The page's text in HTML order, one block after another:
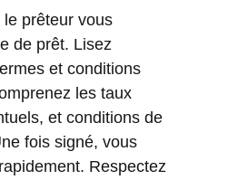
le prêteur vous
de prêt. Lisez
et conditions
les taux
et conditions de
fois signé, vous
Respectez